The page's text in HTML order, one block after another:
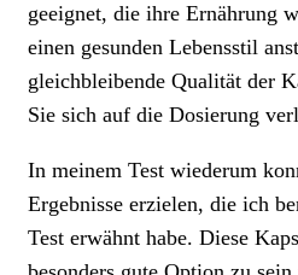
geeignet, die ihre Ernährung
einen gesunden Lebensstil
gleichbleibende Qualität der
Sie sich auf die Dosierung
In meinem Test wiederum
Ergebnisse erzielen, die ich
Test erwähnt habe. Diese